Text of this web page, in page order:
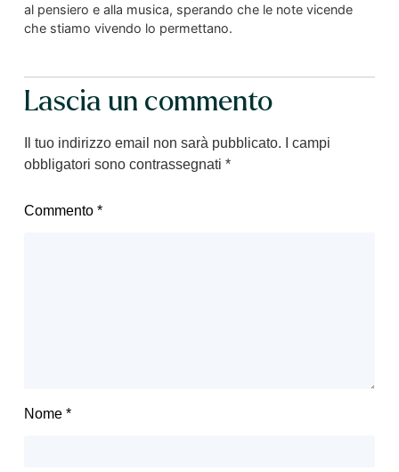
al pensiero e alla musica, sperando che le note vicende
che stiamo vivendo lo permettano.
Lascia un commento
Il tuo indirizzo email non sarà pubblicato.
I campi
obbligatori sono contrassegnati *
Commento *
Nome *